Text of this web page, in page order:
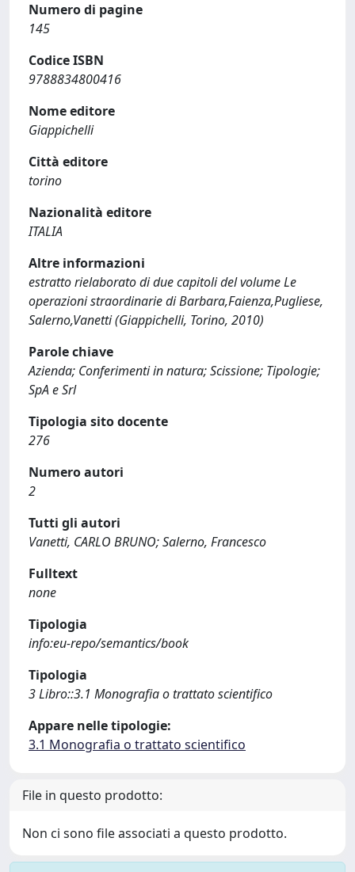
Numero di pagine
145
Codice ISBN
9788834800416
Nome editore
Giappichelli
Città editore
torino
Nazionalità editore
ITALIA
Altre informazioni
estratto rielaborato di due capitoli del volume Le
operazioni straordinarie di Barbara,Faienza,Pugliese,
Salerno,Vanetti (Giappichelli, Torino, 2010)
Parole chiave
Azienda; Conferimenti in natura; Scissione; Tipologie;
SpA e Srl
Tipologia sito docente
276
Numero autori
2
Tutti gli autori
Vanetti, CARLO BRUNO; Salerno, Francesco
Fulltext
none
Tipologia
info:eu-repo/semantics/book
Tipologia
3 Libro::3.1 Monografia o trattato scientifico
Appare nelle tipologie:
3.1 Monografia o trattato scientifico
File in questo prodotto:
Non ci sono file associati a questo prodotto.